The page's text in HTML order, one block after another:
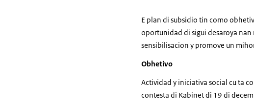
E plan di subsidio tin como
oportunidad di sigui desaroya
sensibilisacion y promove un
Obhetivo
Actividad y iniciativa social cu ta
contesta di Kabinet di 19 di